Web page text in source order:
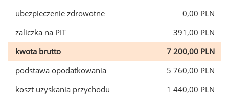
ubezpieczenie zdrowotne
0,00 PLN
zaliczka na PIT
391,00 PLN
kwota brutto
7 200,00 PLN
podstawa opodatkowania
5 760,00 PLN
koszt uzyskania przychodu
1 440,00 PLN